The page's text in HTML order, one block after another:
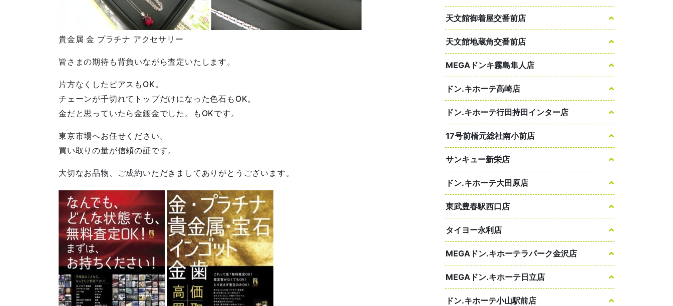
貴金属 金 プラチナ アクセサリー
皆さまの期待も背負いながら査定いたします。
片方なくしたピアスもOK。
チェーンが千切れてトップだけになった色石もOK。
金だと思っていたら金鍍金でした。もOKです。
東京市場へお任せください。
買い取りの量が信頼の証です。
大切なお品物、ご成約いただきましてありがとうございます。
天文館御着屋交番前店
天文館地蔵角交番前店
MEGAドンキ霧島隼人店
ドン.キホーテ高崎店
ドン.キホーテ行田持田インター店
17号前橋元総社南小前店
サンキュー新栄店
ドン.キホーテ大田原店
東武豊春駅西口店
タイヨー永利店
MEGAドン.キホーテラパーク金沢店
MEGAドン.キホーテ日立店
ドン.キホーテ小山駅前店